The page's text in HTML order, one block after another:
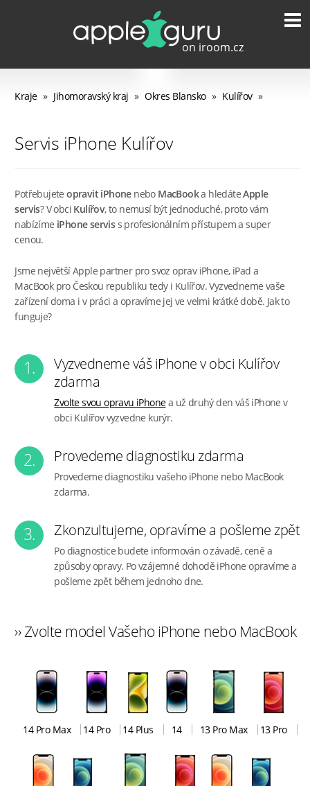
Kraje » Jihomoravský kraj » Okres Blansko » Kulířov »
Servis iPhone Kulířov
Potřebujeteopravit iPhonenebo MacBooka hledáteApple
servis? V obci Kulířov, to nemusí být jednoduché, proto vám
nabízíme iPhone serviss profesionálním přístupem a super
cenou.
Jsme největší Apple partner pro svoz oprav iPhone, iPad a
MacBook pro Českou republiku tedy i Kulířov. Vyzvedneme vaše
zařízení doma i v práci a opravíme jej ve velmi krátké době. Jak to
funguje?
1.
Vyzvedneme váš iPhone v obci Kulířov
zdarma
Zvolte svou opravu iPhonea už druhý den váš iPhone v
obci Kulířov vyzvedne kurýr.
2. Provedeme diagnostiku zdarma
Provedeme diagnostiku vašeho iPhone nebo MacBook
zdarma.
3. Zkonzultujeme, opravíme a pošleme zpět
Po diagnostice budete informován o závadě, ceně a
způsoby opravy. Po vzájemné dohodě iPhone opravíme a
pošleme zpět během jednoho dne.
›› Zvolte model Vašeho iPhone nebo MacBook
14 Pro Max 14 Pro 14 Plus 14 13 Pro Max 13 Pro